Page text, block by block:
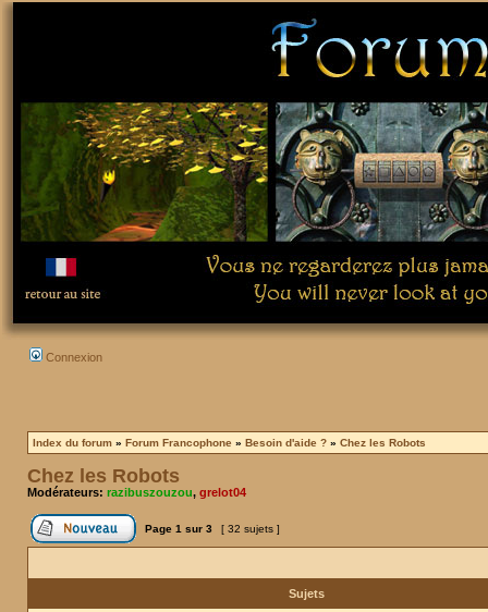
Connexion
Index du forum » Forum Francophone » Besoin d'aide ? » Chez les Robots
Chez les Robots
Modérateurs: razibuszouzou, grelot04
Page 1 sur 3 [ 32 sujets ]
Sujets